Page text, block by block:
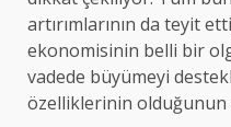
artırımlarının da teyit
ekonomisinin belli bir
vadede büyümeyi
özelliklerinin olduğunun